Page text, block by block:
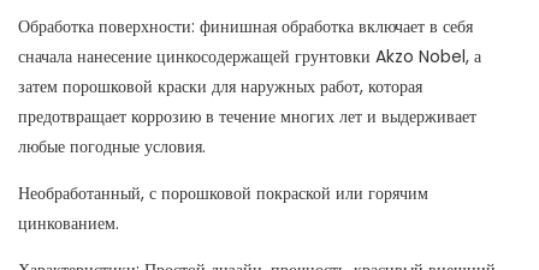
Обработка поверхности: финишная обработка включает в себя
сначала нанесение цинкосодержащей грунтовки Akzo Nobel, а
затем порошковой краски для наружных работ, которая
предотвращает коррозию в течение многих лет и выдерживает
любые погодные условия.
Необработанный, с порошковой покраской или горячим
цинкованием.